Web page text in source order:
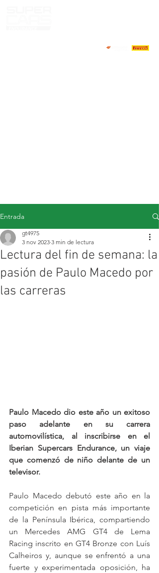
Entrada
Lectura del fin de semana: la
pasión de Paulo Macedo por
las carreras
gt4975
3 nov 2023 3 min de lectura
Paulo Macedo dio este año un exitoso
paso adelante en su carrera
automovilística, al inscribirse en el
Iberian Supercars Endurance, un viaje
que comenzó de niño delante de un
televisor.
Paulo Macedo debutó este año en la
competición en pista más importante
de la Península Ibérica, compartiendo
un Mercedes AMG GT4 de Lema
Racing inscrito en GT4 Bronze con Luís
Calheiros y, aunque se enfrentó a una
fuerte y experimentada oposición, ha